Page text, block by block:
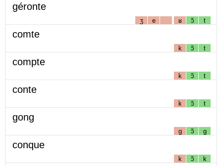
géronte
ʒ e ʁ ɔ̃ t
comte
k ɔ̃ t
compte
k ɔ̃ t
conte
k ɔ̃ t
gong
g ɔ̃ g
conque
k ɔ̃ k